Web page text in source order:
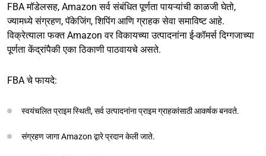
FBA मॉडेलसह, Amazon सर्व संबंधित पूर्णता पायऱ्यांची काळजी घेतो,
ज्यामध्ये संग्रहण, पॅकेजिंग, शिपिंग आणि ग्राहक सेवा समाविष्ट आहे.
विक्रेत्याला फक्त Amazon वर विकायच्या उत्पादनांना ई-कॉमर्स दिग्गजाच्या
पूर्णता केंद्रांपैकी एका ठिकाणी पाठवायचे असते.
FBA चे फायदे:
स्वयंचलित प्राइम स्थिती, सर्व उत्पादनांना प्राइम ग्राहकांसाठी आकर्षक बनवते.
संग्रहण जागा Amazon द्वारे प्रदान केली जाते.